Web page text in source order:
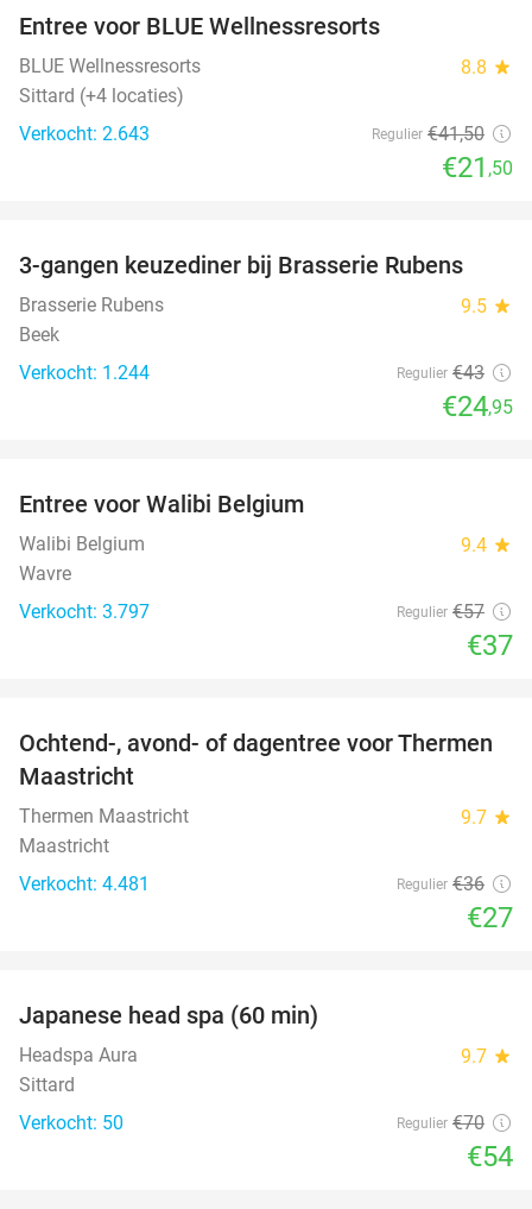
Entree voor BLUE Wellnessresorts
BLUE Wellnessresorts 8.8 star
Sittard (+4 locaties)
Verkocht: 2.643
Regulier €41,50
€21 ,50
42%
3-gangen keuzediner bij Brasserie Rubens
Brasserie Rubens 9.5 star
Beek
Verkocht: 1.244
Regulier €43
€24,95
Entree voor Walibi Belgium
Walibi Belgium 9.4 star
Wavre
Verkocht: 3.797
Regulier €57
€37
25%
Ochtend-, avond- of dagentree voor Thermen
Maastricht
Thermen Maastricht 9.7 star
Maastricht
Verkocht: 4.481
Regulier €36
€27
Japanese head spa (60 min)
Headspa Aura 9.7 star
Sittard
Verkocht: 50
Regulier €70
€54